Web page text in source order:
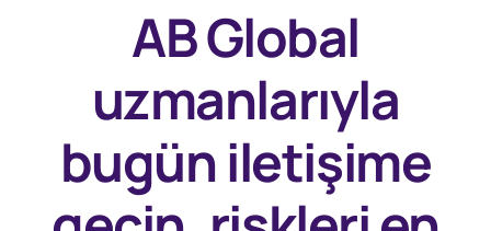
AB Global
uzmanlarıyla
bugüniletişime